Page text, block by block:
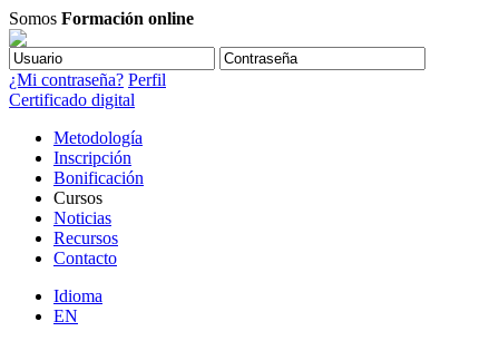
Somos Formación online
¿Mi contraseña? Perfil
Certificado digital
Metodología
Inscripción
Bonificación
Cursos
Noticias
Recursos
Contacto
Idioma
EN